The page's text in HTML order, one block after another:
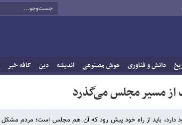
دانش و فناوری هوش مصنوعی اندیشه دین کافه خبر
از مسیر مجلس می‌گذرد
دارد، باید از راه خود پیش رود که آن هم مجلس است؛ مردم